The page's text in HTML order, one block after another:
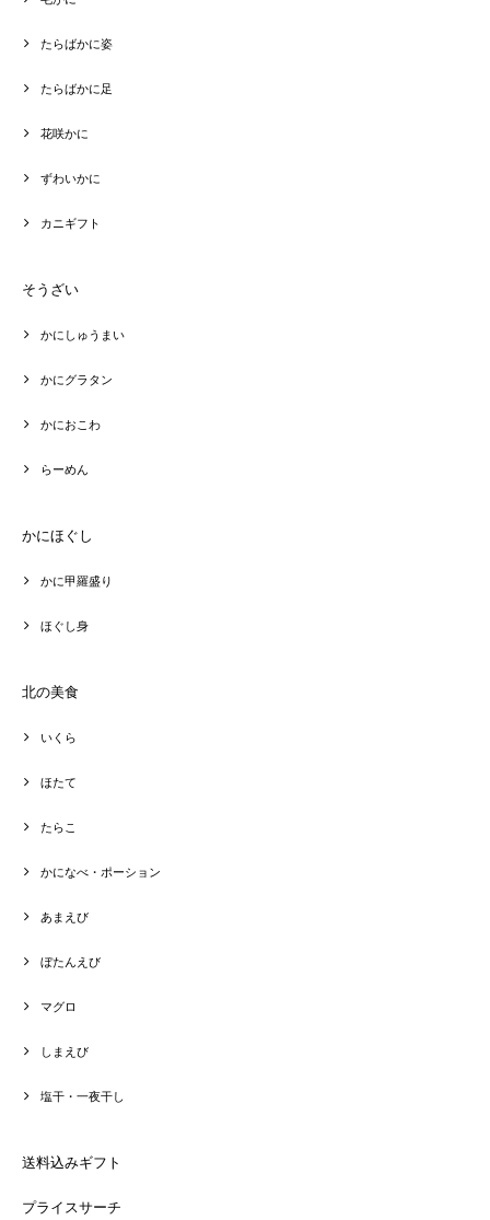
たらばかに姿
たらばかに足
花咲かに
ずわいかに
カニギフト
そうざい
かにしゅうまい
かにグラタン
かにおこわ
らーめん
かにほぐし
かに甲羅盛り
ほぐし身
北の美食
いくら
ほたて
たらこ
かになべ・ポーション
あまえび
ぼたんえび
マグロ
しまえび
塩干・一夜干し
送料込みギフト
プライスサーチ